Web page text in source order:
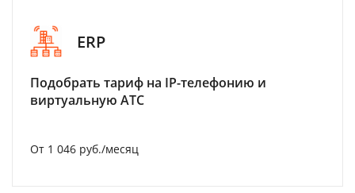
ERP
Подобрать тариф на IP-телефонию и
виртуальную АТС
От 1 046 руб./месяц